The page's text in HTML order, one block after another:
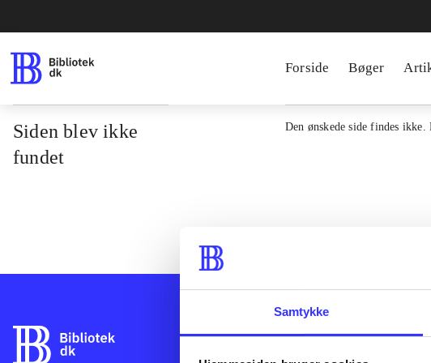
Samtykke
Forside Bøger
Siden blev ikke
fundet
Den ønskede side findes
Bibliotek.dk er en samlet